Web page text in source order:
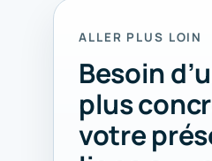
ALLER PLUS LOIN
Besoin
plus
votre